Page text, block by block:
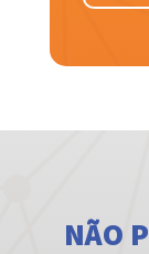
NÃO